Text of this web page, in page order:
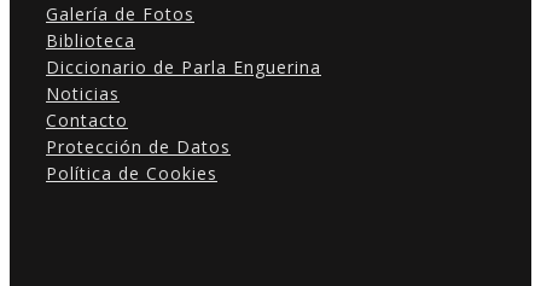
Galería de Fotos
Biblioteca
Diccionario de Parla Enguerina
Noticias
Contacto
Protección de Datos
Política de Cookies